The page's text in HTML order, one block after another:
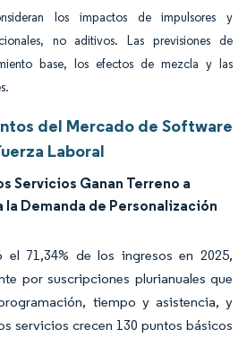
los impactos de impulsores y
no aditivos. Las previsiones de
base, los efectos de mezcla y las
del Mercado de Software
Laboral
Servicios Ganan Terreno a
la Demanda de Personalización
el 71,34% de los ingresos en 2025,
por suscripciones plurianuales que
tiempo y asistencia, y
servicios crecen 130 puntos básicos